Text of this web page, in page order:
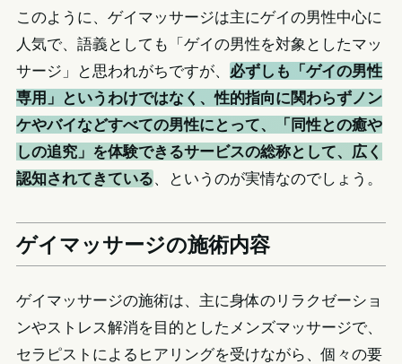
このように、ゲイマッサージは主にゲイの男性中心に
人気で、語義としても「ゲイの男性を対象としたマッ
サージ」と思われがちですが、 必ずしも「ゲイの男性
専用」というわけではなく、性的指向に関わらずノン
ケやバイなどすべての男性にとって、「同性との癒や
しの追究」を体験できるサービスの総称として、広く
認知されてきている、というのが実情なのでしょう。
ゲイマッサージの施術内容
ゲイマッサージの施術は、主に身体のリラクゼーショ
ンやストレス解消を目的としたメンズマッサージで、
セラピストによるヒアリングを受けながら、個々の要